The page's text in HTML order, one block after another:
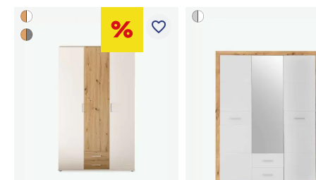
favorite_border